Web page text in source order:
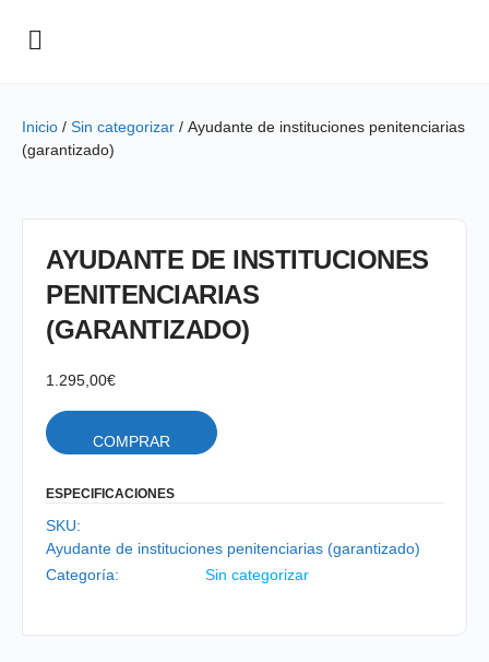
Inicio / Sin categorizar / Ayudante de instituciones penitenciarias
(garantizado)
AYUDANTE DE INSTITUCIONES
PENITENCIARIAS
(GARANTIZADO)
1.295,00€
COMPRAR
ESPECIFICACIONES
SKU:
Ayudante de instituciones penitenciarias (garantizado)
Categoría:
Sin categorizar